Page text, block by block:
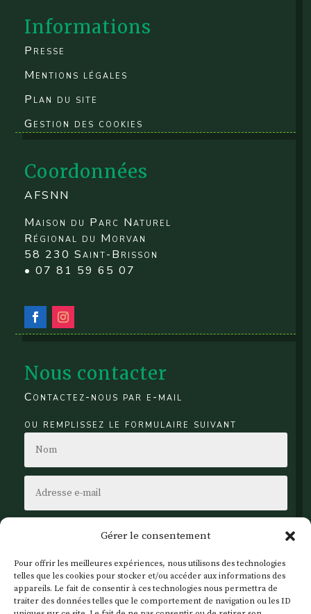
Gérer le consentement
Pour offrir les meilleures expériences, nous utilisons des technologies
telles que les cookies pour stocker et/ou accéder aux informations des
appareils. Le fait de consentir à ces technologies nous permettra de
traiter des données telles que le comportement de navigation ou les ID
Informations
Presse
Mentions légales
Plan du site
Gestion des cookies
Coordonnées
AFSNN
Maison du Parc Naturel
Régional du Morvan
58 230 Saint-Brisson
• 07 81 59 65 07
Nous contacter
Contactez-nous par e-mail
ou remplissez le formulaire suivant